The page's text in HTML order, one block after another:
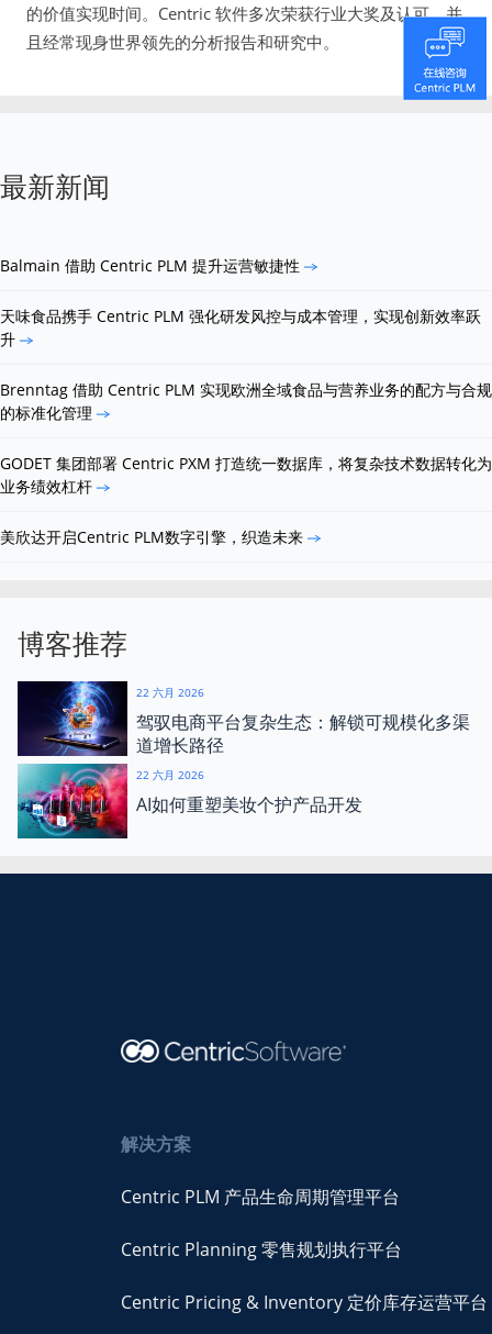
的价值实现时间。Centric 软件多次荣获行业大奖及认可，并
且经常现身世界领先的分析报告和研究中。
最新新闻
Balmain 借助 Centric PLM 提升运营敏捷性
天味食品携手 Centric PLM 强化研发风控与成本管理，实现创新效率跃
升
Brenntag 借助 Centric PLM 实现欧洲全域食品与营养业务的配方与合规
的标准化管理
GODET 集团部署 Centric PXM 打造统一数据库，将复杂技术数据转化为
业务绩效杠杆
美欣达开启Centric PLM数字引擎，织造未来
博客推荐
22 六月 2026
驾驭电商平台复杂生态：解锁可规模化多渠
道增长路径
22 六月 2026
AI如何重塑美妆个护产品开发
解决方案
Centric PLM 产品生命周期管理平台
Centric Planning 零售规划执行平台
Centric Pricing & Inventory 定价库存运营平台